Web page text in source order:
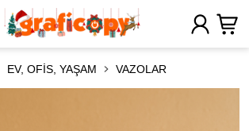
EV, OFİS, YAŞAM VAZOLAR